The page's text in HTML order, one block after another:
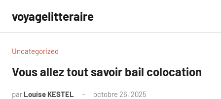
contenu
voyagelitteraire
Uncategorized
Vous allez tout savoir bail colocation
par Louise KESTEL octobre 26, 2025